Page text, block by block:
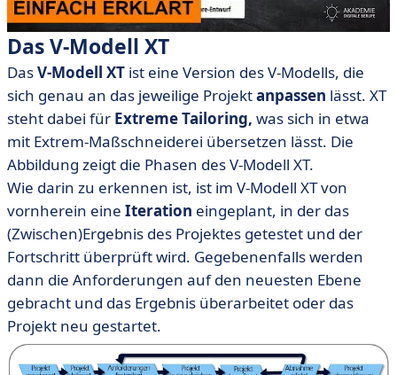
Das V-Modell XT
DasV-Modell XT ist eine Version des V-Modells, die
sich genau an das jeweilige Projektanpassen lässt. XT
steht dabei für Extreme Tailoring, was sich in etwa
mit Extrem-Maßschneiderei übersetzen lässt. Die
Abbildung zeigt die Phasen des V-Modell XT.
Wie darin zu erkennen ist, ist im V-Modell XT von
vornherein eine Iteration eingeplant, in der das
(Zwischen)Ergebnis des Projektes getestet und der
Fortschritt überprüft wird. Gegebenenfalls werden
dann die Anforderungen auf den neuesten Ebene
gebracht und das Ergebnis überarbeitet oder das
Projekt neu gestartet.